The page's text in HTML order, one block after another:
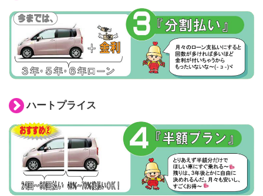
ハートプライス